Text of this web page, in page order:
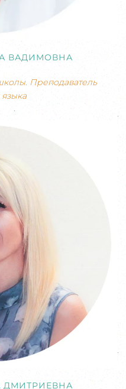
ВАДИМОВНА
Преподаватель
языка
ДМИТРИЕВНА